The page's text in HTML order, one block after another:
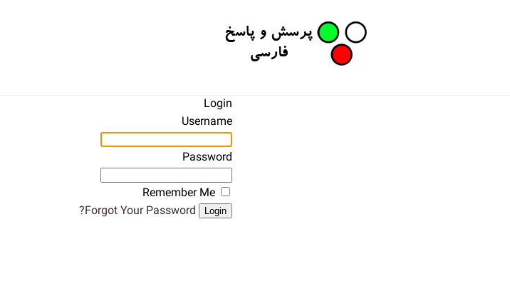
Login
Username
Password
Remember Me
Login
Forgot Your Password?